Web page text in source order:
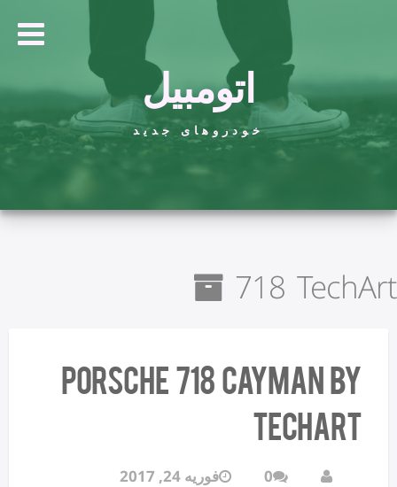
اتومبیل
خودروهای جدید
718 TechArt
Porsche 718 Cayman by
TechArt
0
فوریه 24, 2017